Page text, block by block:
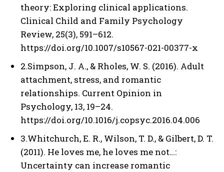
Gizlilik politikasınıokudum, onaylıyorum.
theory: Exploring clinical applications.
Clinical Child and Family Psychology
Review, 25(3), 591–612.
https://doi.org/10.1007/s10567-021-00377-x
2.Simpson, J. A., & Rholes, W. S. (2016). Adult
attachment, stress, and romantic
relationships. Current Opinion in
Psychology, 13, 19–24.
https://doi.org/10.1016/j.copsyc.2016.04.006
3.Whitchurch, E. R., Wilson, T. D., & Gilbert, D. T.
(2011). He loves me, he loves me not…:
Uncertainty can increase romantic